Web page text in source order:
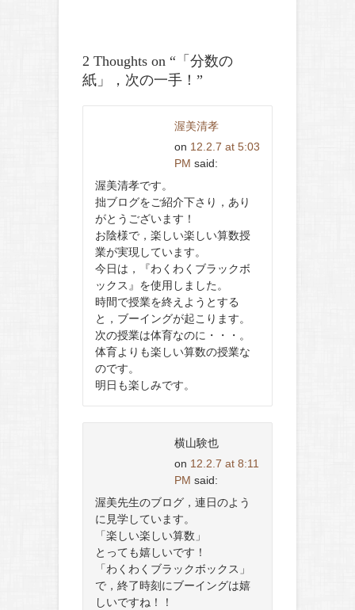
2 Thoughts on “ 「分数の
紙」，次の一手！ ”
渥美清孝
on 12.2.7 at 5:03
PM said:
渥美清孝です。
拙ブログをご紹介下さり，あり
がとうございます！
お陰様で，楽しい楽しい算数授
業が実現しています。
今日は，『わくわくブラックボ
ックス』を使用しました。
時間で授業を終えようとする
と，ブーイングが起こります。
次の授業は体育なのに・・・。
体育よりも楽しい算数の授業な
のです。
明日も楽しみです。
横山験也
on 12.2.7 at 8:11
PM said:
渥美先生のブログ，連日のよう
に見学しています。
「楽しい楽しい算数」
とっても嬉しいです！
「わくわくブラックボックス」
で，終了時刻にブーイングは嬉
しいですね！！